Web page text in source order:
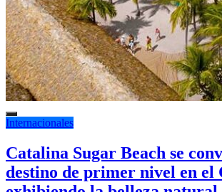
Internacionales
Catalina Sugar Beach se
destino de primer nivel en el